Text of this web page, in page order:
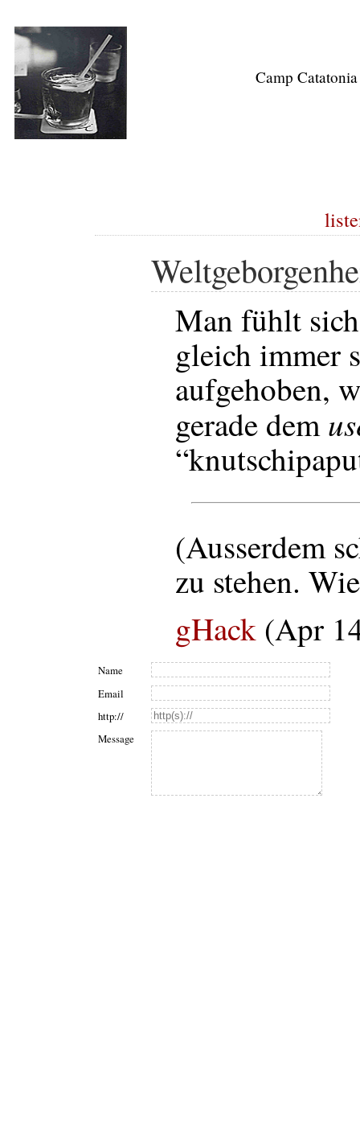
Camp Catatonia
Man fühlt
gleich immer
aufgehoben,
gerade dem
(Ausserdem
zu stehen.
gHack (Apr
Name
Email
http://
Message